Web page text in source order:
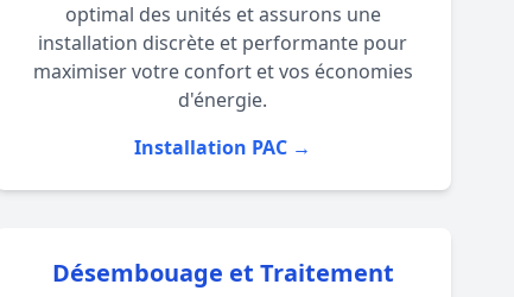
optimal des unités et assurons une
installation discrète et performante pour
maximiser votre confort et vos économies
d'énergie.
Installation PAC →
Désembouage et Traitement